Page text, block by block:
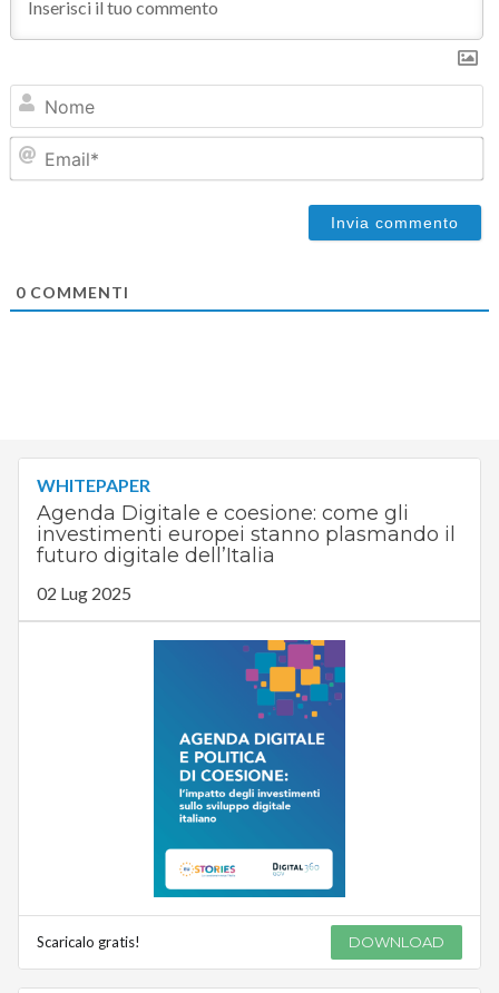
0COMMENTI
WHITEPAPER
Agenda Digitale e coesione: come gli
investimenti europei stanno plasmando il
futuro digitale dell’Italia
02 Lug 2025
Scaricalo gratis! DOWNLOAD